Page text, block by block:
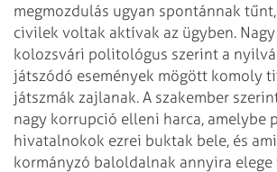
megmozdulás ugyan spontánnak
civilek voltak aktívak az ügyben. Nagy
kolozsvári politológus szerint a
játszódó események mögött komoly
játszmák zajlanak. A szakember
nagy korrupció elleni harca, amelybe
hivatalnokok ezrei buktak bele, és
kormányzó baloldalnak annyira elege